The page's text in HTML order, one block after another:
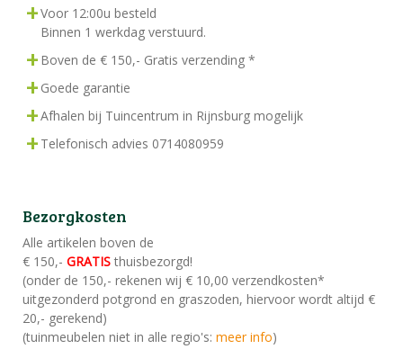
Voor 12:00u besteld
Binnen 1 werkdag verstuurd.
Boven de € 150,- Gratis verzending *
Goede garantie
Afhalen bij Tuincentrum in Rijnsburg mogelijk
Telefonisch advies 0714080959
Bezorgkosten
Alle artikelen boven de
€ 150,- GRATIS thuisbezorgd!
(onder de 150,- rekenen wij € 10,00 verzendkosten*
uitgezonderd potgrond en graszoden, hiervoor wordt altijd €
20,- gerekend)
(tuinmeubelen niet in alle regio's: meer info)